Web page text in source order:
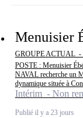
Menuisier
GROUPE ACTUAL -
POSTE : Menuisier
NAVAL recherche un
dynamique située à
Intérim - Non
Publié il y a 23 jours